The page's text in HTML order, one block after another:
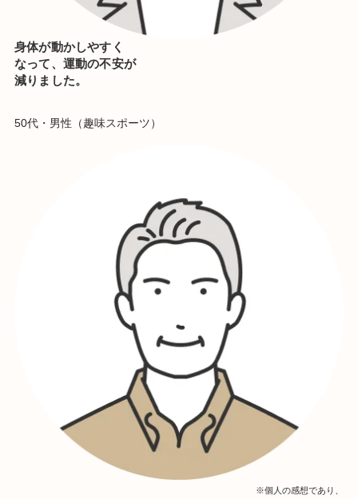
身体が動かしやすく
なって、運動の不安が
減りました。
50代・男性（趣味スポーツ）
※個人の感想であり、